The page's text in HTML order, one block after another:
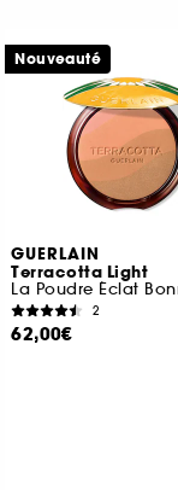
GUERLAIN
Terracotta Light
2
62,00€
Nouveauté